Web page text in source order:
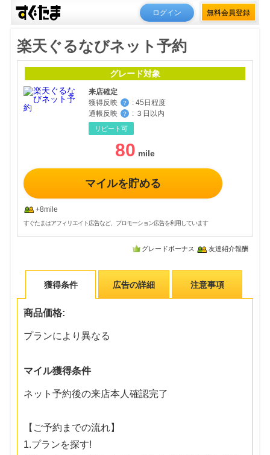
ログイン 無料会員登録
楽天ぐるなびネット予約
グレード対象
来店確定
獲得反映
？ : 45日程度
通帳反映
？ : ３日以内
リピート可
80
マイルを貯める
+8mile
すぐたまはアフィリエイト広告など、プロモーション広告を利用しています
グレードボーナス 友達紹介報酬
獲得条件 広告の詳細 注意事項
商品価格:
プランにより異なる
マイル獲得条件
ネット予約後の来店本人確認完了
【ご予約までの流れ】
1.プランを探す!